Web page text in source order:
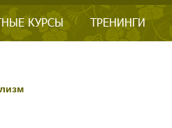
КУРСЫ ТРЕНИНГИ